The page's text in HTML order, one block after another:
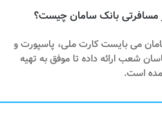
می بایست کارت ملی، پاسپورت و
شعب ارائه داده تا موفق به تهیه
است.